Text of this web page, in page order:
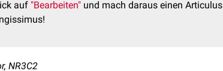
auf "Bearbeiten" und mach daraus einen Articulus
NR3C2